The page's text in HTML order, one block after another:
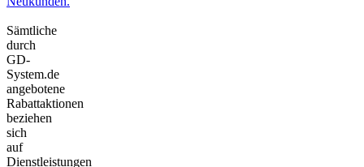
Sämtliche
durch
GD-
System.de
angebotene
Rabattaktionen
beziehen
sich
auf
Dienstleistungen